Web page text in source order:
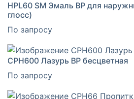
HPL60 SM Эмаль ВР для
глосс)
По запросу
CPH600 Лазурь ВР бесцветная
По запросу